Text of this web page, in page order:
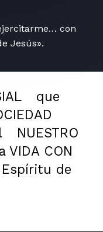
con
Jesús».
que
NUESTRO
VIDA CON
Espíritu de